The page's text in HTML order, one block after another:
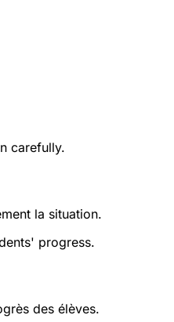
carefully.
la situation.
progress.
des élèves.